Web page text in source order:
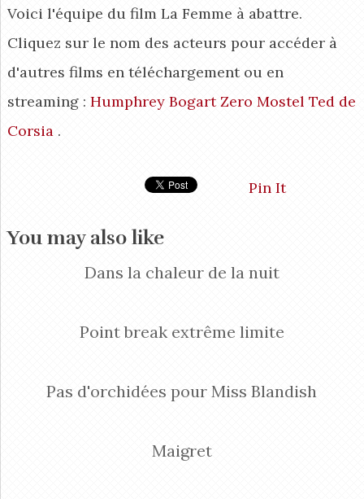
Voici l'équipe du film La Femme à abattre.
Cliquez sur le nom des acteurs pour accéder à
d'autres films en téléchargement ou en
streaming : Humphrey Bogart Zero Mostel Ted de
Corsia.
Pin It
You may also like
Dans la chaleur de la nuit
Point break extrême limite
Pas d'orchidées pour Miss Blandish
Maigret